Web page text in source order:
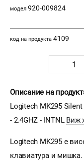
модел 920-009824
код на продукта 4109
Описание на
Logitech MK295 Silent
- 2.4GHZ - INTNL Виж
Logitech MK295 е
клавиатура и